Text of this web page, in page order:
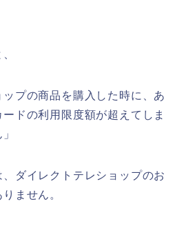
ップの商品を購入した時に、あ
ドの利用限度額が超えてしま
ダイレクトテレショップのお
ません。